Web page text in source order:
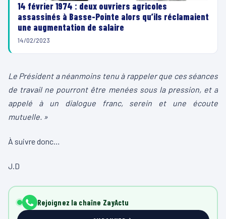
14 février 1974 : deux ouvriers agricoles
assassinés à Basse-Pointe alors qu’ils réclamaient
une augmentation de salaire
14/02/2023
Le Président a néanmoins tenu à rappeler que ces séances
de travail ne pourront être menées sous la pression, et a
appelé à un dialogue franc, serein et une écoute
mutuelle. »
À suivre donc…
J.D
Rejoignez la chaîne ZayActu